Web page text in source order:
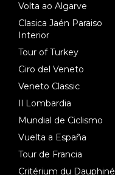
Volta ao Algarve
Clasica Jaén Paraiso
Interior
Tour of Turkey
Giro del Veneto
Veneto Classic
Il Lombardia
Mundial de Ciclismo
Vuelta a España
Tour de Francia
Critérium du Dauphiné